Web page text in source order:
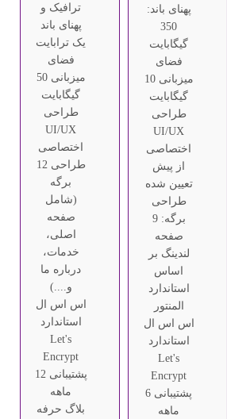
پهنای باند:
350
گیگابایت
فضای
میزبانی 10
گیگابایت
طراحی
UI/UX
اختصاصی
از پیش
تعیین شده
طراحی
برگه: 9
صفحه
لندینگ بر
اساس
استاندارد
المنتور
اس اس ال
استاندارد
Let's
Encrypt
پشتیبانی 6
ماهه
ترافیک و
پهنای باند
یک ترابایت
فضای
میزبانی 50
گیگابایت
طراحی
UI/UX
اختصاصی
طراحی 12
برگه
(شامل
صفحه
اصلی،
خدمات،
درباره ما
و....)
اس اس ال
استاندارد
Let's
Encrypt
پشتیبانی 12
ماهه
بلاگ حرفه